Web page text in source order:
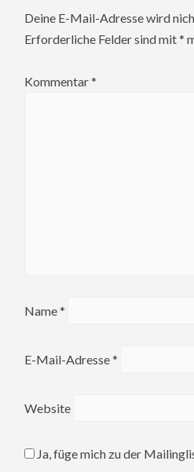
Deine E-Mail-Adresse wird
Erforderliche Felder sind mit*
Kommentar*
Name*
E-Mail-Adresse*
Website
Ja, füge mich zu der